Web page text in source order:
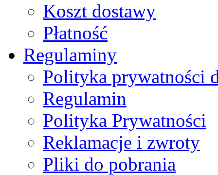
Koszt dostawy
Płatność
Regulaminy
Polityka prywatności
Regulamin
Polityka Prywatności
Reklamacje i zwroty
Pliki do pobrania